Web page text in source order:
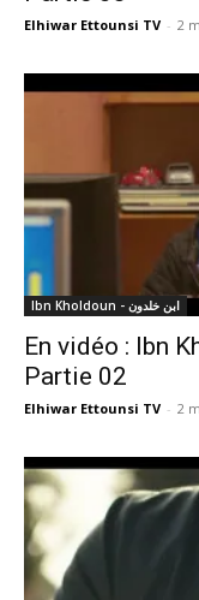
Elhiwar Ettounsi TV - 2
Ibn Kholdoun - ابن خلدون
En vidéo : Ibn
Partie 02
Elhiwar Ettounsi TV - 2